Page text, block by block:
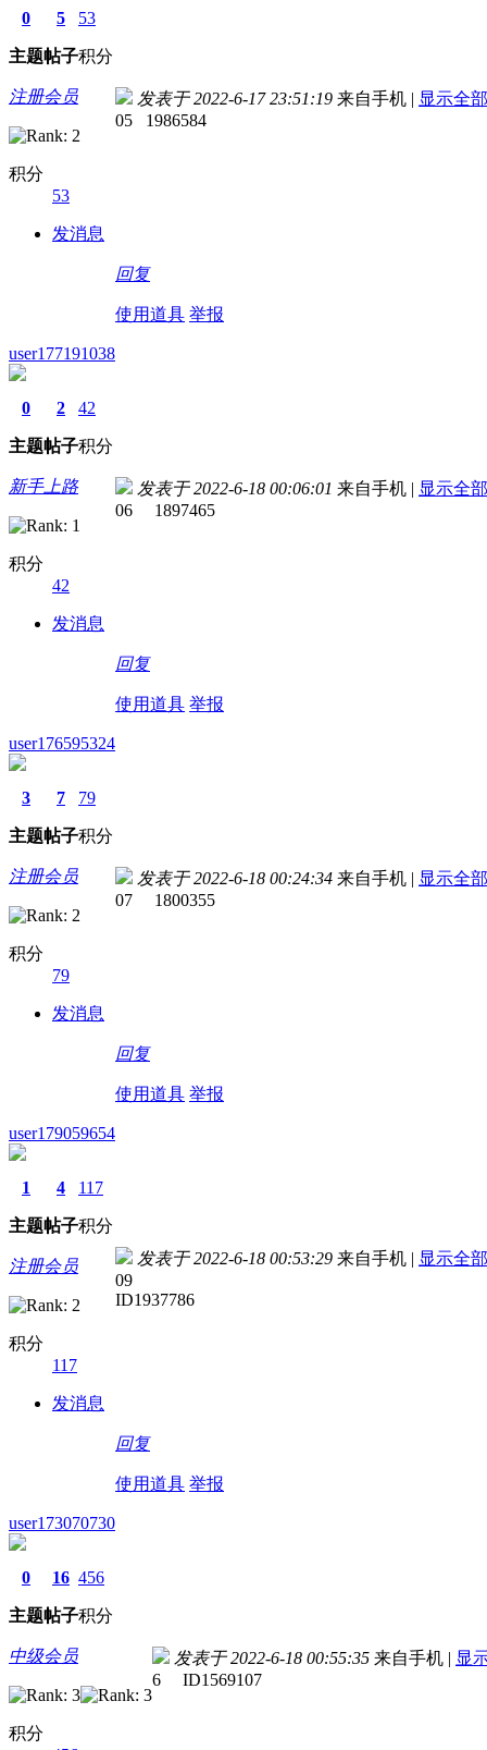
0
主题
5
帖子
53
积分
注册会员
积分
53
发消息
发表于 2022-6-17 23:51:19 来自手机 | 显示全
05 1986584
回复
使用道具 举报
user177191038
0
主题
2
帖子
42
积分
新手上路
积分
42
发消息
发表于 2022-6-18 00:06:01 来自手机 | 显示全
06 1897465
回复
使用道具 举报
user176595324
3
主题
7
帖子
79
积分
注册会员
积分
79
发消息
发表于 2022-6-18 00:24:34 来自手机 | 显示全
07 1800355
回复
使用道具 举报
user179059654
1
主题
4
帖子
117
积分
注册会员
积分
117
发消息
发表于 2022-6-18 00:53:29 来自手机 | 显示全
09
ID1937786
回复
使用道具 举报
user173070730
0
主题
16
帖子
456
积分
中级会员
积分
发表于 2022-6-18 00:55:35 来自手机 | 显
6 ID1569107